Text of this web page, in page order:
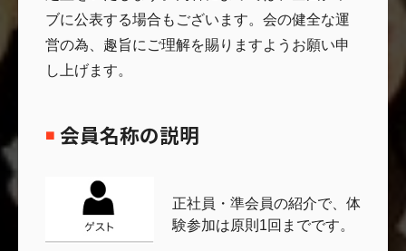
ブに公表する場合もございます。会の健全な運
営の為、趣旨にご理解を賜りますようお願い申
し上げます。
会員名称の説明
正社員・準会員の紹介で、体
験参加は原則1回までです。